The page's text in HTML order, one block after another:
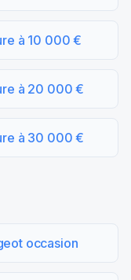
à 10 000 €
à 20 000 €
à 30 000 €
occasion